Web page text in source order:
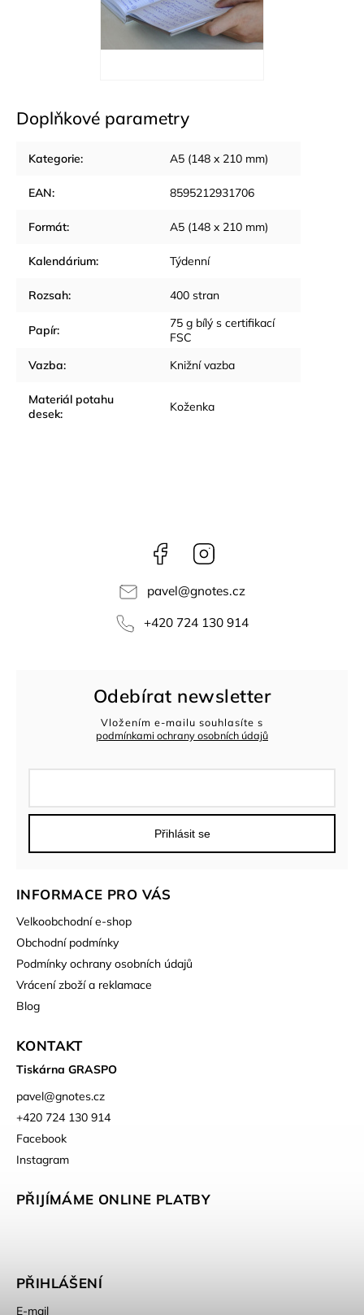
Doplňkové parametry
Kategorie: A5 (148 x 210 mm)
EAN: 8595212931706
Formát: A5 (148 x 210 mm)
Kalendárium: Týdenní
Rozsah: 400 stran
Papír:
75 g bílý s certifikací
FSC
Vazba: Knižní vazba
Materiál potahu
desek: Koženka
Facebook
pavel@gnotes.cz
+420 724 130 914
INFORMACE PRO VÁS
Velkoobchodní e-shop
Obchodní podmínky
Podmínky ochrany osobních údajů
Vrácení zboží a reklamace
Blog
KONTAKT
Tiskárna GRASPO
pavel@gnotes.cz
+420 724 130 914
Facebook
Instagram
PŘIJÍMÁME ONLINE PLATBY
PŘIHLÁŠENÍ
E-mail
Odebírat newsletter
Vložením e-mailu souhlasíte s
podmínkami ochrany osobních údajů
Přihlásit se